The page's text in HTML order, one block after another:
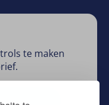
te maken